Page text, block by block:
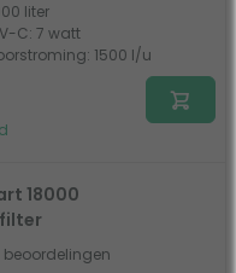
liter
C: 7 watt
1500 l/u
18000
beoordelingen